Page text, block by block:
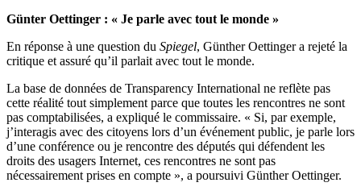
Günter Oettinger : « Je parle avec tout le monde »
En réponse à une question du Spiegel, Günther Oettinger a rejeté la
critique et assuré qu’il parlait avec tout le monde.
La base de données de Transparency International ne reflète pas
cette réalité tout simplement parce que toutes les rencontres ne sont
pas comptabilisées, a expliqué le commissaire. « Si, par exemple,
j’interagis avec des citoyens lors d’un événement public, je parle lors
d’une conférence ou je rencontre des députés qui défendent les
droits des usagers Internet, ces rencontres ne sont pas
nécessairement prises en compte », a poursuivi Günther Oettinger.